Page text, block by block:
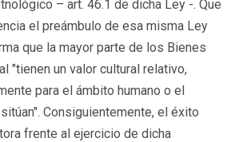
– art. 46.1 de dicha Ley -. Que
el preámbulo de esa misma Ley
que la mayor parte de los Bienes
"tienen un valor cultural relativo,
para el ámbito humano o el
Consiguientemente, el éxito
frente al ejercicio de dicha